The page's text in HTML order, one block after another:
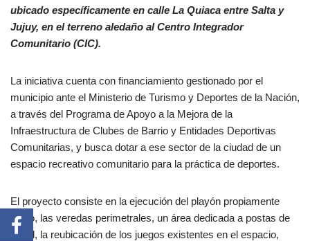
ubicado específicamente en calle La Quiaca entre Salta y
Jujuy, en el terreno aledaño al Centro Integrador
Comunitario (CIC).
La iniciativa cuenta con financiamiento gestionado por el
municipio ante el Ministerio de Turismo y Deportes de la Nación,
a través del Programa de Apoyo a la Mejora de la
Infraestructura de Clubes de Barrio y Entidades Deportivas
Comunitarias, y busca dotar a ese sector de la ciudad de un
espacio recreativo comunitario para la práctica de deportes.
El proyecto consiste en la ejecución del playón propiamente
dicho, las veredas perimetrales, un área dedicada a postas de
salud, la reubicación de los juegos existentes en el espacio,